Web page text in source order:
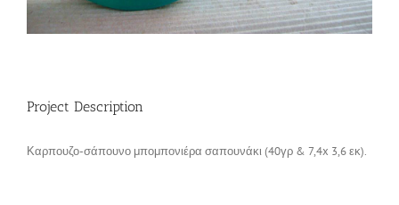
Επικοινωνία
Project Description
Καρπουζο-σάπουνο μπομπονιέρα σαπουνάκι (40γρ & 7,4x 3,6 εκ).